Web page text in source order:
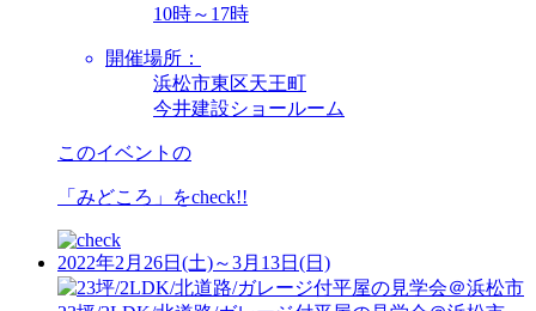
10時～17時
開催場所：
浜松市東区天王町
今井建設ショールーム
このイベントの
「みどころ」をcheck!!
2022年2月26日(土)～3月13日(日)